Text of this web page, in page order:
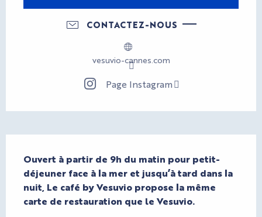
CONTACTEZ-NOUS
vesuvio-cannes.com
Page Instagram
Ouvert à partir de 9h du matin pour petit-
déjeuner face à la mer et jusqu’à tard dans la
nuit, Le café by Vesuvio propose la même
carte de restauration que le Vesuvio.